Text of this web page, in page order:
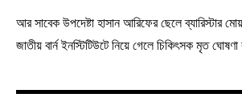
আর সাবেক উপদেষ্টা হাসান আরিফের ছেলে ব্যারিস্টার
জাতীয় বার্ন ইনস্টিটিউটে নিয়ে গেলে চিকিৎসক মৃত